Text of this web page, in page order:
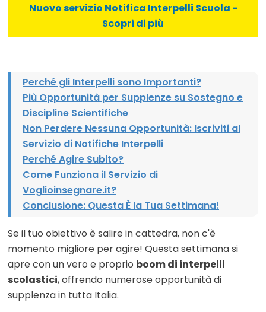
Nuovo servizio Notifica Interpelli Scuola -
Scopri di più
Perché gli Interpelli sono Importanti?
Più Opportunità per Supplenze su Sostegno e
Discipline Scientifiche
Non Perdere Nessuna Opportunità: Iscriviti al
Servizio di Notifiche Interpelli
Perché Agire Subito?
Come Funziona il Servizio di
Voglioinsegnare.it?
Conclusione: Questa È la Tua Settimana!
Se il tuo obiettivo è salire in cattedra, non c'è
momento migliore per agire! Questa settimana si
apre con un vero e proprio boom di interpelli
scolastici, offrendo numerose opportunità di
supplenza in tutta Italia.